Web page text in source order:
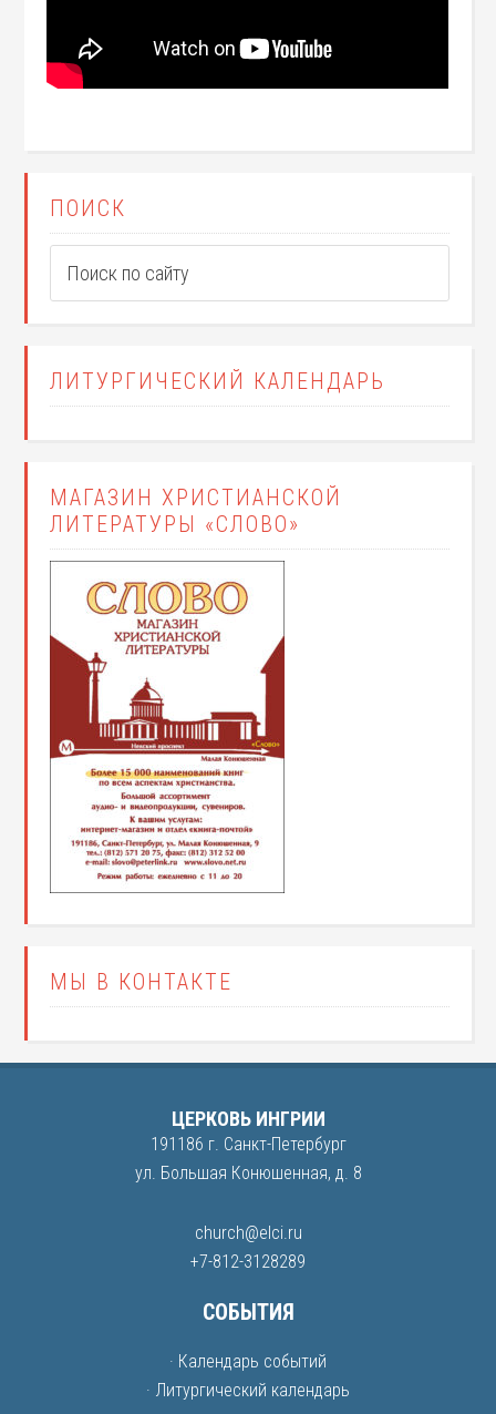
ПОИСК
ЛИТУРГИЧЕСКИЙ КАЛЕНДАРЬ
МАГАЗИН ХРИСТИАНСКОЙ
ЛИТЕРАТУРЫ «СЛОВО»
МЫ В КОНТАКТЕ
ЦЕРКОВЬ ИНГРИИ
191186 г. Санкт-Петербург
ул. Большая Конюшенная, д. 8
church@elci.ru
+7-812-3128289
СОБЫТИЯ
· Календарь событий
· Литургический календарь